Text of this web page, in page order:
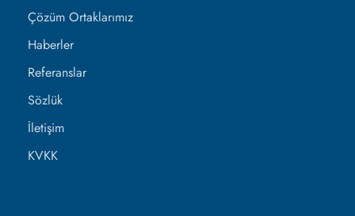
Çözüm Ortaklarımız
Haberler
Referanslar
Sözlük
İletişim
KVKK